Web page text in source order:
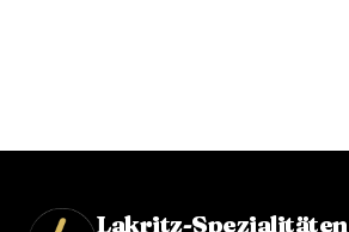
Lakritz-Spezialitäten